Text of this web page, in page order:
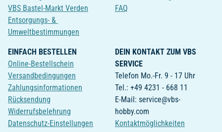
VBS Bastel-Markt Verden
Entsorgungs- &
Umweltbestimmungen
FAQ
EINFACH BESTELLEN
Online-Bestellschein
Versandbedingungen
Zahlungsinformationen
Rücksendung
Widerrufsbelehrung
Datenschutz-Einstellungen
DEIN KONTAKT ZUM VBS
SERVICE
Telefon Mo.-Fr. 9 - 17 Uhr
Tel.: +49 4231 - 668 11
E-Mail: service@vbs-
hobby.com
Kontaktmöglichkeiten